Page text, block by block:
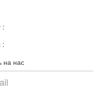
:
:
на нас